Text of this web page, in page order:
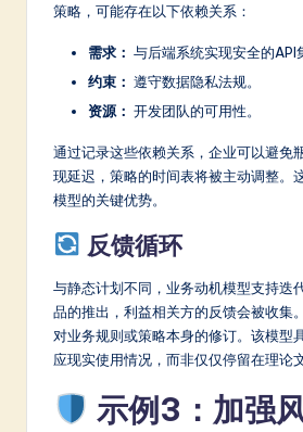
策略，可能存在以下依赖关系：
需求： 与后端系统实现安全的API
约束： 遵守数据隐私法规。
资源： 开发团队的可用性。
通过记录这些依赖关系，企业可以避免
现延迟，策略的时间表将被主动调整。
模型的关键优势。
反馈循环
与静态计划不同，业务动机模型支持迭
品的推出，利益相关方的反馈会被收集
对业务规则或策略本身的修订。该模型
应现实使用情况，而非仅仅停留在理论
示例3：加强